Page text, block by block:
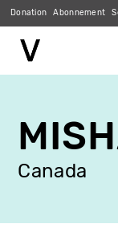
contenu
principal
Donation Abonnement
Canada